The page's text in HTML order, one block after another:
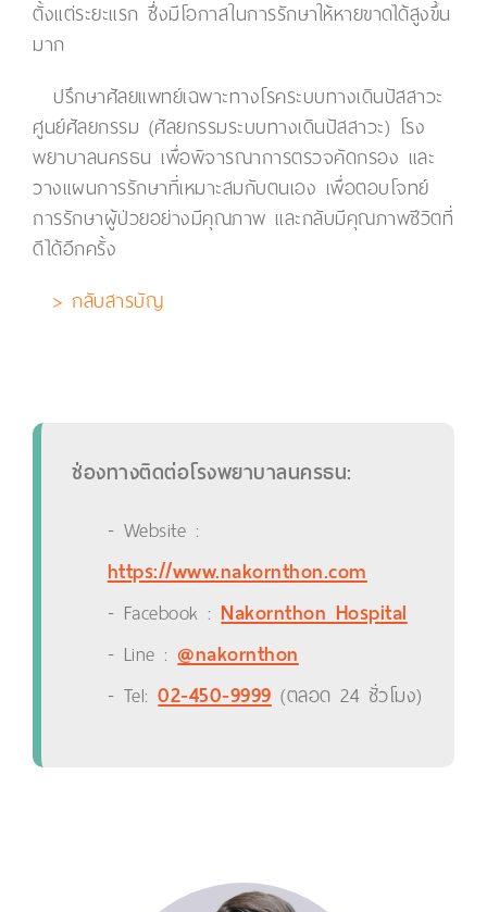
ตั้งแต่ระยะแรก ซึ่งมีโอกาสในการรักษาให้หายขาดได้สูงขึ้น
มาก
ปรึกษาศัลยแพทย์เฉพาะทางโรคระบบทางเดินปัสสาวะ
ศูนย์ศัลยกรรม (ศัลยกรรมระบบทางเดินปัสสาวะ) โรง
พยาบาลนครธน เพื่อพิจารณาการตรวจคัดกรอง และ
วางแผนการรักษาที่เหมาะสมกับตนเอง เพื่อตอบโจทย์
การรักษาผู้ป่วยอย่างมีคุณภาพ และกลับมีคุณภาพชีวิตที่
ดีได้อีกครั้ง
> กลับสารบัญ
ช่องทางติดต่อโรงพยาบาลนครธน:
- Website :
https://www.nakornthon.com
- Facebook :Nakornthon Hospital
- Line :@nakornthon
- Tel:02-450-9999(ตลอด 24 ชั่วโมง)